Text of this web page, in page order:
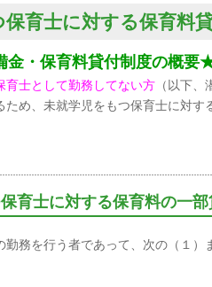
保育士に対する保育料
金・保育料貸付制度の概要
育士として勤務してない方 （以下
ため、未就学児をもつ保育士に対
育士に対する保育料の一
勤務を行う者であって、次の（１